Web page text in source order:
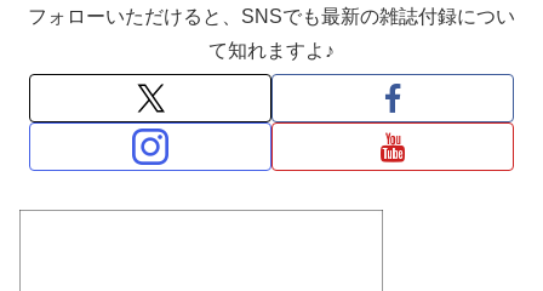
フォローいただけると、SNSでも最新の雑誌付録につい
て知れますよ♪